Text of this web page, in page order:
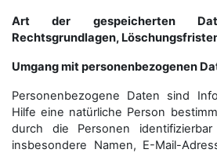
Art der gespeicherten
Rechtsgrundlagen,
Umgang mit personenbezogenen
Personenbezogene Daten sind
Hilfe eine natürliche Person
durch die Personen
insbesondere Namen, E-Mail-